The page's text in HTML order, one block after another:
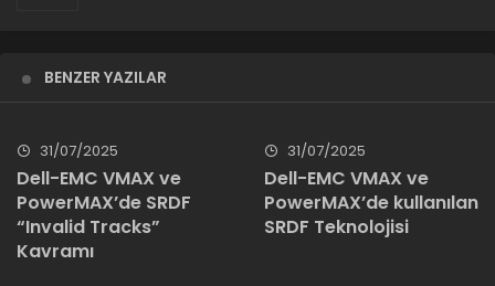
BENZER YAZILAR
31/07/2025
Dell-EMC VMAX ve
PowerMAX’de SRDF
“Invalid Tracks”
Kavramı
31/07/2025
Dell-EMC VMAX ve
PowerMAX’de kullanılan
SRDF Teknolojisi